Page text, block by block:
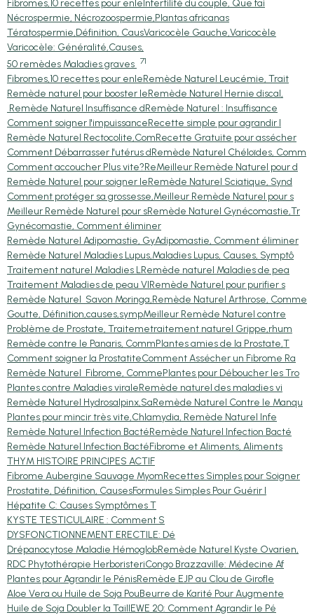
Fibromes,10 recettes pour enle Infertilité du couple, Que fai
Nécrospermie, Nécrozoospermie,Plantas africanas
Tératospermie,Définition, CausVaricocèle Gauche,Varicocèle
Varicocèle: Généralité,Causes,
50 remèdes Maladies graves 71
Fibromes,10 recettes pour enleRemède Naturel Leucémie, Trait
Remède naturel pour booster leRemède Naturel Hernie discal,
Remède Naturel Insuffisance dRemède Naturel : Insuffisance
Comment soigner l'impuissanceRecette simple pour agrandir l
Remède Naturel Rectocolite,ComRecette Gratuite pour assécher
Comment Débarrasser l'utérus dRemède Naturel Chéloïdes, Comm
Comment accoucher Plus vite?ReMeilleur Remède Naturel pour d
Remède Naturel pour soigner leRemède Naturel Sciatique, Synd
Comment protéger sa grossesse,Meilleur Remède Naturel pour s
Meilleur Remède Naturel pour sRemède Naturel Gynécomastie,Tr
Gynécomastie, Comment éliminer
Remède Naturel Adipomastie, GyAdipomastie, Comment éliminer
Remède Naturel Maladies Lupus,Maladies Lupus, Causes, Symptô
Traitement naturel Maladies LRemède naturel Maladies de pea
Traitement Maladies de peau VIRemède Naturel pour purifier s
Remède Naturel Savon Moringa,Remède Naturel Arthrose, Comme
Goutte, Définition,causes,sympMeilleur Remède Naturel contre
Problème de Prostate, Traitemetraitement naturel Grippe,rhum
Remède contre le Panaris, CommPlantes amies de la Prostate,T
Comment soigner la ProstatiteComment Assécher un Fibrome Ra
Remède Naturel Fibrome, CommePlantes pour Déboucher les Tro
Plantes contre Maladies viraleRemède naturel des maladies vi
Remède Naturel Hydrosalpinx,SaRemède Naturel Contre le Manqu
Plantes pour mincir très vite,Chlamydia, Remède Naturel Infe
Remède Naturel Infection BactéRemède Naturel Infection Bacté
Remède Naturel Infection BactéFibrome et Aliments, Aliments
THYM HISTOIRE PRINCIPES ACTIF
Fibrome Aubergine Sauvage MyomRecettes Simples pour Soigner
Prostatite, Définition, CausesFormules Simples Pour Guérir l
Hépatite C: Causes Symptômes T
KYSTE TESTICULAIRE : Comment S
DYSFONCTIONNEMENT ERECTILE: Dé
Drépanocytose Maladie HémoglobRemède Naturel Kyste Ovarien,
RDC Phytothérapie HerboristeriCongo Brazzaville: Médecine Af
Plantes pour Agrandir le PénisRemède EJP au Clou de Girofle
Aloe Vera ou Huile de Soja PouBeurre de Karité Pour Augmente
Huile de Soja Doubler la TaillEWE 20: Comment Agrandir le Pé